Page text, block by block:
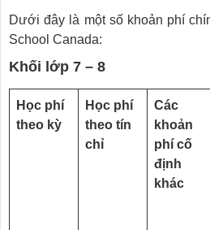
Dưới đây là một số khoản phí
School Canada:
Khối lớp 7 – 8
Học phí
theo kỳ
Học phí
theo tín
chỉ
Các
khoản
phí cố
định
khác